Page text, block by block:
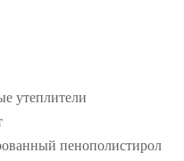
утеплители
пенополистирол